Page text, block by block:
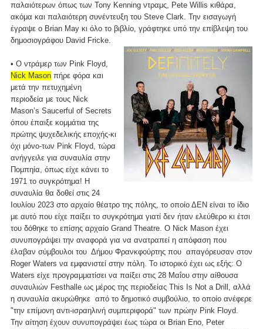
παλαιότερων όπως των Tony Kenning ντραμς, Pete Willis κιθάρα,
ακόμα και παλαιότερη συνέντευξη του Steve Clark. Την εισαγωγή
έγραψε ο Brian May κι όλο το βιβλίο, γράφτηκε υπό την επίβλεψη του
δημοσιογράφου David Fricke.
• Ο ντράμερ των Pink Floyd,
Nick Mason πήρε φόρα και
μετά την πετυχημένη
περιοδεία με τους Nick
Mason’s Saucerful of Secrets
όπου έπαιξε κομμάτια της
πρώτης ψυχεδελικής εποχής-κι
όχι μόνο-των Pink Floyd, τώρα
ανήγγειλε για συναυλία στην
Πομπηία, όπως είχε κάνει το
1971 το συγκρότημα! H
συναυλία θα δοθεί στις 24
Ιουλίου 2023 στο αρχαίο θέατρο της πόλης, το οποίο ΔΕΝ είναι το ίδιο
με αυτό που είχε παίξει το συγκρότημα γιατί δεν ήταν ελεύθερο κι έτσι
του δόθηκε το επίσης αρχαίο Grand Theatre. Ο Nick Mason έχει
συνυπογράψει την αναφορά για να ανατραπεί η απόφαση που
έλαβαν σύμβουλοι του Δήμου Φρανκφούρτης που απαγόρευσαν στον
Roger Waters να εμφανιστεί στην πόλη. Το ιστορικό έχει ως εξής: O
Waters είχε προγραμματίσει να παίξει στις 28 Μαΐου στην αίθουσα
συναυλιών Festhalle ως μέρος της περιοδείας This Is Not a Drill, αλλά
η συναυλία ακυρώθηκε από το δημοτικό συμβούλιο, το οποίο ανέφερε
"την επίμονη αντι-ισραηλινή συμπεριφορά" των πρώην Pink Floyd.
Την αίτηση έχουν συνυπογράψει έως τώρα οι Brian Eno, Peter